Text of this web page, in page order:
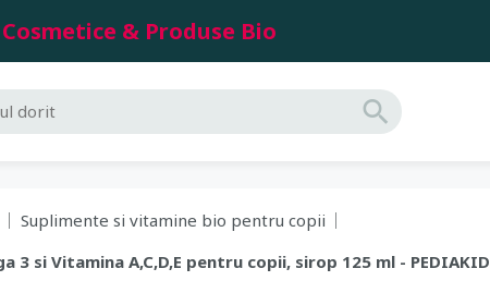
Cosmetice & Produse Bio
Suplimente si vitamine bio pentru copii
3 si Vitamina A,C,D,E pentru copii, sirop 125 ml - PEDIAKID